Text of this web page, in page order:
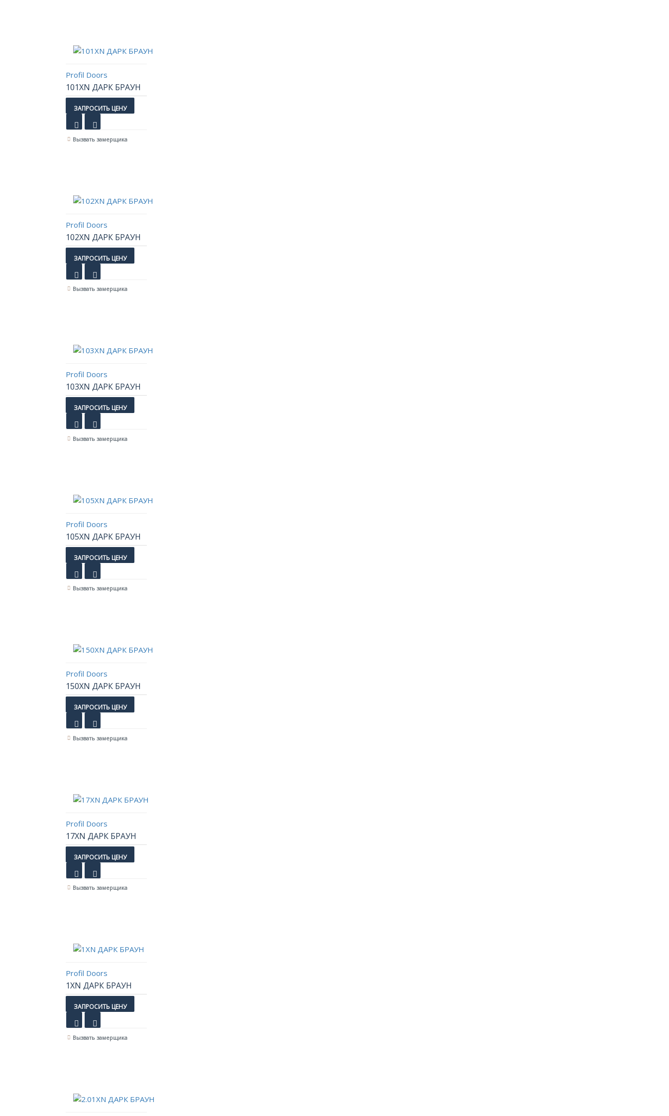
Profil Doors
101XN ДАРК БРАУН
ЗАПРОСИТЬ ЦЕНУ
Вызвать замерщика
Profil Doors
102XN ДАРК БРАУН
ЗАПРОСИТЬ ЦЕНУ
Вызвать замерщика
Profil Doors
103XN ДАРК БРАУН
ЗАПРОСИТЬ ЦЕНУ
Вызвать замерщика
Profil Doors
105XN ДАРК БРАУН
ЗАПРОСИТЬ ЦЕНУ
Вызвать замерщика
Profil Doors
150XN ДАРК БРАУН
ЗАПРОСИТЬ ЦЕНУ
Вызвать замерщика
Profil Doors
17XN ДАРК БРАУН
ЗАПРОСИТЬ ЦЕНУ
Вызвать замерщика
Profil Doors
1XN ДАРК БРАУН
ЗАПРОСИТЬ ЦЕНУ
Вызвать замерщика